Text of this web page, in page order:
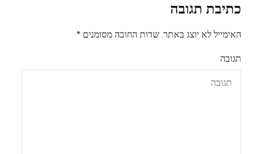
כתיבת תגובה
האימייל לא יוצג באתר. שדות החובה מסומנים*
תגובה